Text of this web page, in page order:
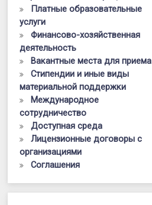
Платные образовательные
услуги
Финансово-хозяйственная
деятельность
Вакантные места для приема
Стипендии и иные виды
материальной поддержки
Международное
сотрудничество
Доступная среда
Лицензионные договоры с
организациями
Соглашения